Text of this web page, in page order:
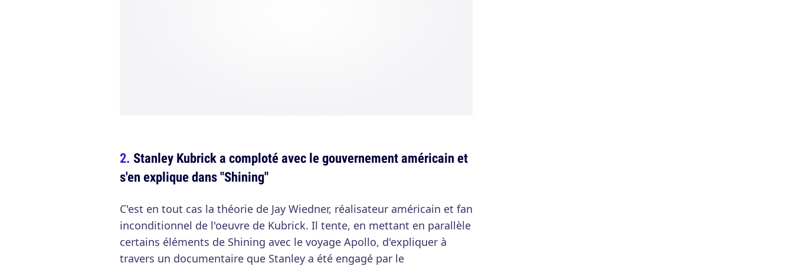
Stanley Kubrick a comploté avec le gouvernement américain et
s'en explique dans "Shining"
C'est en tout cas la théorie de Jay Wiedner, réalisateur américain et fan
inconditionnel de l'oeuvre de Kubrick. Il tente, en mettant en parallèle
certains éléments de Shining avec le voyage Apollo, d'expliquer à
travers un documentaire que Stanley a été engagé par le